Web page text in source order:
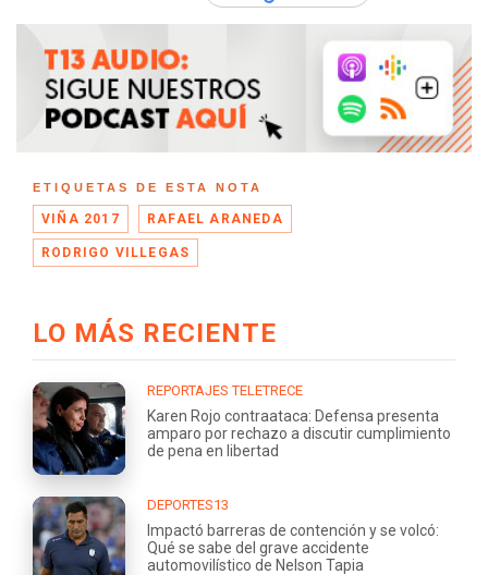
ETIQUETAS DE ESTA NOTA
VIÑA 2017 RAFAEL ARANEDA
RODRIGO VILLEGAS
LO MÁS RECIENTE
REPORTAJES TELETRECE
Karen Rojo contraataca: Defensa presenta
amparo por rechazo a discutir cumplimiento
de pena en libertad
DEPORTES13
Impactó barreras de contención y se volcó:
Qué se sabe del grave accidente
automovilístico de Nelson Tapia